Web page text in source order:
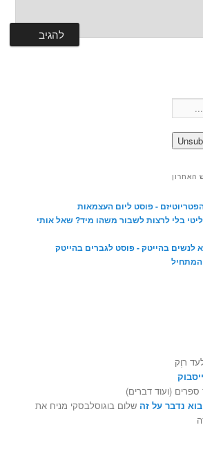
האחרון
- פוסט ליום העצמאות
בלי לרצות לשבור משהו מיד? שאל אותי
לנשים בהייטק - פוסט לגברים בהייטק
רוֶק
(ועוד דברים)
נדבר על זה שלום בוגוסלבסקי מניח את